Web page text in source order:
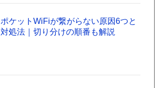
ポケットWiFiが繋がらない原因6つと
対処法｜切り分けの順番も解説